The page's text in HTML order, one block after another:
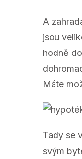
A
jsou
hodně
Máte
Tady se
svým